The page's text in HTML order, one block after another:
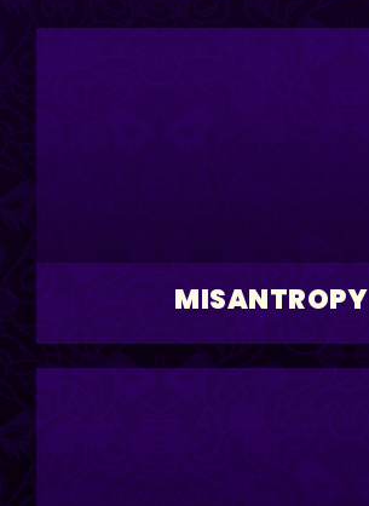
MISANTROPY